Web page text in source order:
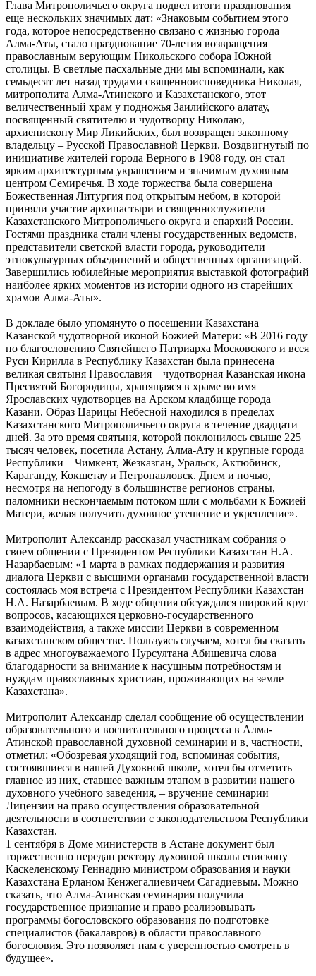
Глава Митрополичьего округа подвел итоги празднования
еще нескольких значимых дат: «Знаковым событием этого
года, которое непосредственно связано с жизнью города
Алма-Аты, стало празднование 70-летия возвращения
православным верующим Никольского собора Южной
столицы. В светлые пасхальные дни мы вспоминали, как
семьдесят лет назад трудами священноисповедника Николая,
митрополита Алма-Атинского и Казахстанского, этот
величественный храм у подножья Заилийского алатау,
посвященный святителю и чудотворцу Николаю,
архиепископу Мир Ликийских, был возвращен законному
владельцу – Русской Православной Церкви. Воздвигнутый по
инициативе жителей города Верного в 1908 году, он стал
ярким архитектурным украшением и значимым духовным
центром Семиречья. В ходе торжества была совершена
Божественная Литургия под открытым небом, в которой
приняли участие архипастыри и священнослужители
Казахстанского Митрополичьего округа и епархий России.
Гостями праздника стали члены государственных ведомств,
представители светской власти города, руководители
этнокультурных объединений и общественных организаций.
Завершились юбилейные мероприятия выставкой фотографий
наиболее ярких моментов из истории одного из старейших
храмов Алма-Аты».
В докладе было упомянуто о посещении Казахстана
Казанской чудотворной иконой Божией Матери: «В 2016 году
по благословению Святейшего Патриарха Московского и всея
Руси Кирилла в Республику Казахстан была принесена
великая святыня Православия – чудотворная Казанская икона
Пресвятой Богородицы, хранящаяся в храме во имя
Ярославских чудотворцев на Арском кладбище города
Казани. Образ Царицы Небесной находился в пределах
Казахстанского Митрополичьего округа в течение двадцати
дней. За это время святыня, которой поклонилось свыше 225
тысяч человек, посетила Астану, Алма-Ату и крупные города
Республики – Чимкент, Жезказган, Уральск, Актюбинск,
Караганду, Кокшетау и Петропавловск. Днем и ночью,
несмотря на непогоду в большинстве регионов страны,
паломники нескончаемым потоком шли с мольбами к Божией
Матери, желая получить духовное утешение и укрепление».
Митрополит Александр рассказал участникам собрания о
своем общении с Президентом Республики Казахстан Н.А.
Назарбаевым: «1 марта в рамках поддержания и развития
диалога Церкви с высшими органами государственной власти
состоялась моя встреча с Президентом Республики Казахстан
Н.А. Назарбаевым. В ходе общения обсуждался широкий круг
вопросов, касающихся церковно-государственного
взаимодействия, а также миссии Церкви в современном
казахстанском обществе. Пользуясь случаем, хотел бы сказать
в адрес многоуважаемого Нурсултана Абишевича слова
благодарности за внимание к насущным потребностям и
нуждам православных христиан, проживающих на земле
Казахстана».
Митрополит Александр сделал сообщение об осуществлении
образовательного и воспитательного процесса в Алма-
Атинской православной духовной семинарии и в, частности,
отметил: «Обозревая уходящий год, вспоминая события,
состоявшиеся в нашей Духовной школе, хотел бы отметить
главное из них, ставшее важным этапом в развитии нашего
духовного учебного заведения, – вручение семинарии
Лицензии на право осуществления образовательной
деятельности в соответствии с законодательством Республики
Казахстан.
1 сентября в Доме министерств в Астане документ был
торжественно передан ректору духовной школы епископу
Каскеленскому Геннадию министром образования и науки
Казахстана Ерланом Кенжегалиевичем Сагадиевым. Можно
сказать, что Алма-Атинская семинария получила
государственное признание и право реализовывать
программы богословского образования по подготовке
специалистов (бакалавров) в области православного
богословия. Это позволяет нам с уверенностью смотреть в
будущее».